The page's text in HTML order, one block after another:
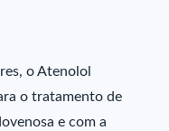
o Atenolol
o tratamento de
e com a